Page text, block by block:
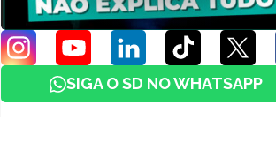
SIGA O SD NO WHATSAPP